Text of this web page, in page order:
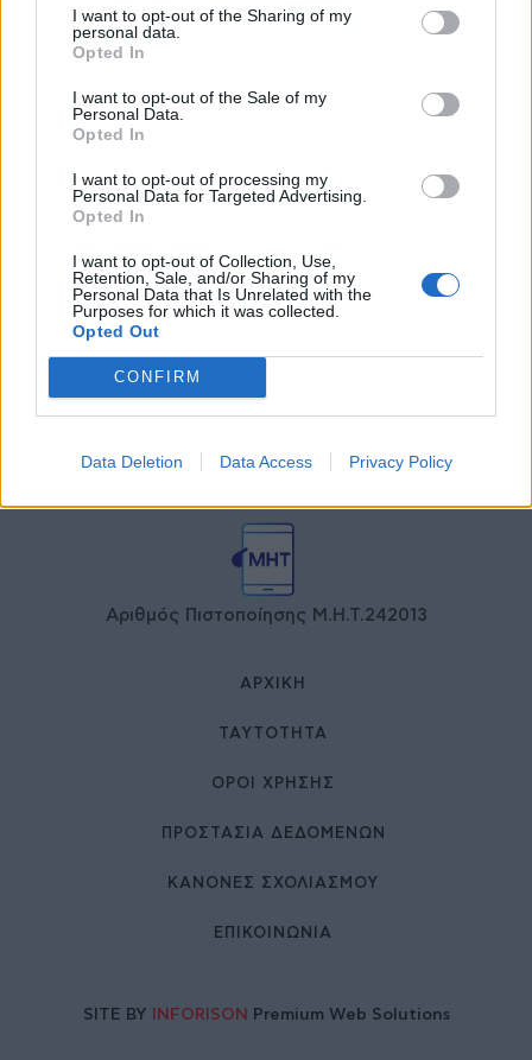
I want to opt-out of the Sharing of my
personal data.
Opted In
I want to opt-out of the Sale of my
Personal Data.
Opted In
I want to opt-out of processing my
Personal Data for Targeted Advertising.
Opted In
I want to opt-out of Collection, Use,
Retention, Sale, and/or Sharing of my
Personal Data that Is Unrelated with the
Purposes for which it was collected.
Opted Out
CONFIRM
Data Deletion Data Access Privacy Policy
συνδέονται με μνημεία που
διαμόρφωσαν την ιστορία και το
πνεύμα της χώρας μας
ιδιωτικού τομέα
27 Φεβρουαρίου 2026
Αριθμός Πιστοποίησης Μ.Η.Τ.242013
ΑΡΧΙΚΉ
ΤΑΥΤΌΤΗΤΑ
ΌΡΟΙ ΧΡΉΣΗΣ
ΠΡΟΣΤΑΣΙΑ ΔΕΔΟΜΕΝΩΝ
ΚΑΝΟΝΕΣ ΣΧΟΛΙΑΣΜΟΥ
ΕΠΙΚΟΙΝΩΝΊΑ
SITE BY INFORISON Premium Web Solutions